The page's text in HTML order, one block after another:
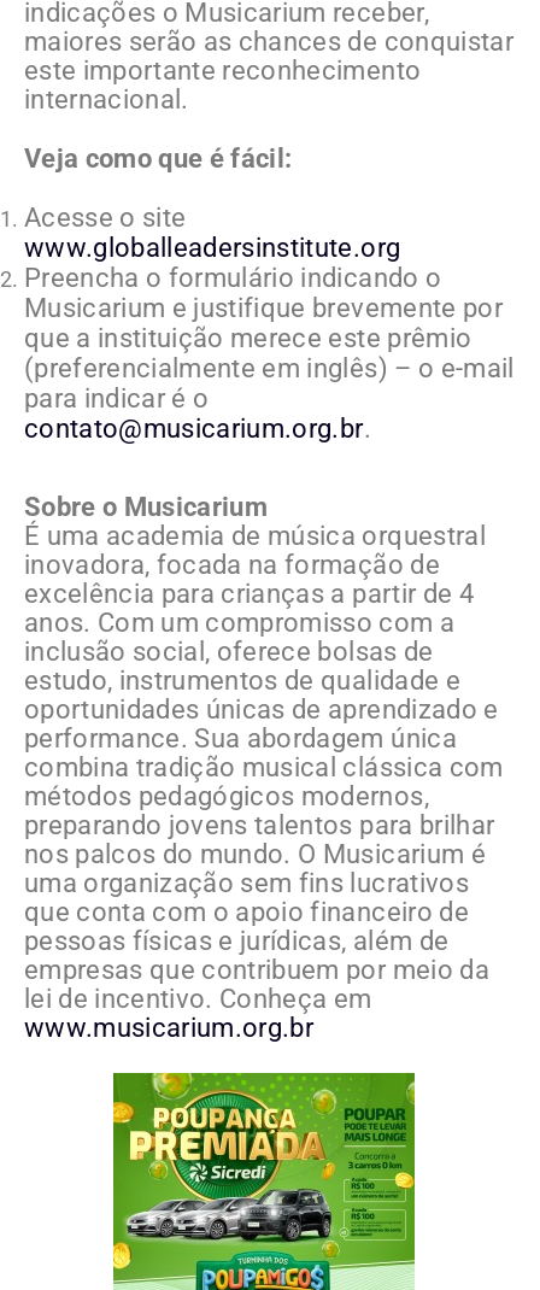
indicações o Musicarium receber,
maiores serão as chances de conquistar
este importante reconhecimento
internacional.
Veja como que é fácil:
Acesse o site
www.globalleadersinstitute.org
Preencha o formulário indicando o
Musicarium e justifique brevemente por
que a instituição merece este prêmio
(preferencialmente em inglês) – o e-mail
para indicar é o
contato@musicarium.org.br.
Sobre o Musicarium
É uma academia de música orquestral
inovadora, focada na formação de
excelência para crianças a partir de 4
anos. Com um compromisso com a
inclusão social, oferece bolsas de
estudo, instrumentos de qualidade e
oportunidades únicas de aprendizado e
performance. Sua abordagem única
combina tradição musical clássica com
métodos pedagógicos modernos,
preparando jovens talentos para brilhar
nos palcos do mundo. O Musicarium é
uma organização sem fins lucrativos
que conta com o apoio financeiro de
pessoas físicas e jurídicas, além de
empresas que contribuem por meio da
lei de incentivo. Conheça em
www.musicarium.org.br